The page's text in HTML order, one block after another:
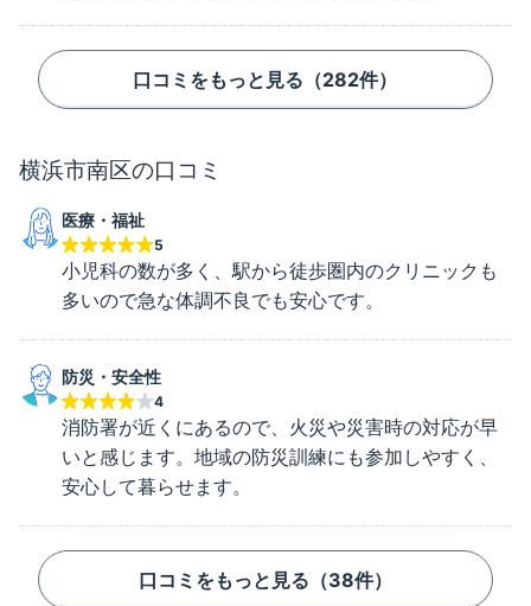
口コミをもっと見る（282件）
横浜市南区の口コミ
医療・福祉
5
小児科の数が多く、駅から徒歩圏内のクリニックも
多いので急な体調不良でも安心です。
防災・安全性
4
消防署が近くにあるので、火災や災害時の対応が早
いと感じます。地域の防災訓練にも参加しやすく、
安心して暮らせます。
口コミをもっと見る（38件）